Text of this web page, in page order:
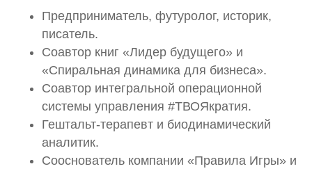
Предприниматель, футуролог, историк,
писатель.
Соавтор книг «Лидер будущего» и
«Спиральная динамика для бизнеса».
Соавтор интегральной операционной
системы управления #ТВОЯкратия.
Гештальт-терапевт и биодинамический
аналитик.
Сооснователь компании «Правила Игры» и